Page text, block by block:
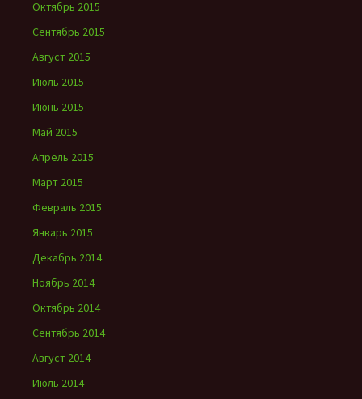
Октябрь 2015
Сентябрь 2015
Август 2015
Июль 2015
Июнь 2015
Май 2015
Апрель 2015
Март 2015
Февраль 2015
Январь 2015
Декабрь 2014
Ноябрь 2014
Октябрь 2014
Сентябрь 2014
Август 2014
Июль 2014